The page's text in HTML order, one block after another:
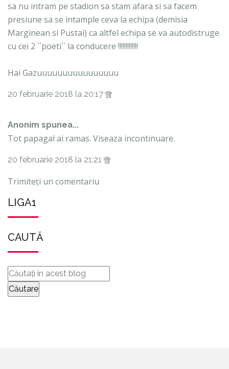
sa nu intram pe stadion sa stam afara si sa facem
presiune sa se intample ceva la echipa (demisia
Marginean si Pustai) ca altfel echipa se va autodistruge
cu cei 2 ``poeti`` la conducere !!!!!!!!!!!!!
Hai Gazuuuuuuuuuuuuuuuu
20 februarie 2018 la 20:17
Anonim spunea...
Tot papagal ai ramas. Viseaza incontinuare.
20 februarie 2018 la 21:21
Trimiteți un comentariu
LIGA1
CAUTĂ